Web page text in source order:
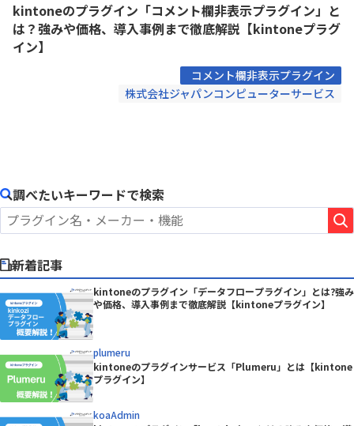
kintoneのプラグイン「コメント欄非表示プラグイン」と
は？強みや価格、導入事例まで徹底解説【kintoneプラグ
イン】
コメント欄非表示プラグイン
株式会社ジャパンコンピューターサービス
調べたいキーワードで検索
新着記事
kintoneのプラグイン「データフロープラグイン」とは?強み
や価格、導入事例まで徹底解説【kintoneプラグイン】
plumeru
kintoneのプラグインサービス「Plumeru」とは【kintone
プラグイン】
koaAdmin